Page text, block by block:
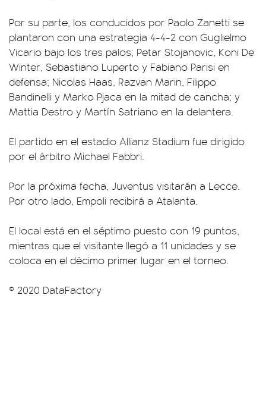
Por su parte, los conducidos por Paolo Zanetti se
plantaron con una estrategia 4-4-2 con Guglielmo
Vicario bajo los tres palos; Petar Stojanovic, Koni De
Winter, Sebastiano Luperto y Fabiano Parisi en
defensa; Nicolas Haas, Razvan Marin, Filippo
Bandinelli y Marko Pjaca en la mitad de cancha; y
Mattia Destro y Martín Satriano en la delantera.
El partido en el estadio Allianz Stadium fue dirigido
por el árbitro Michael Fabbri.
Por la próxima fecha, Juventus visitarán a Lecce.
Por otro lado, Empoli recibirá a Atalanta.
El local está en el séptimo puesto con 19 puntos,
mientras que el visitante llegó a 11 unidades y se
coloca en el décimo primer lugar en el torneo.
© 2020 DataFactory